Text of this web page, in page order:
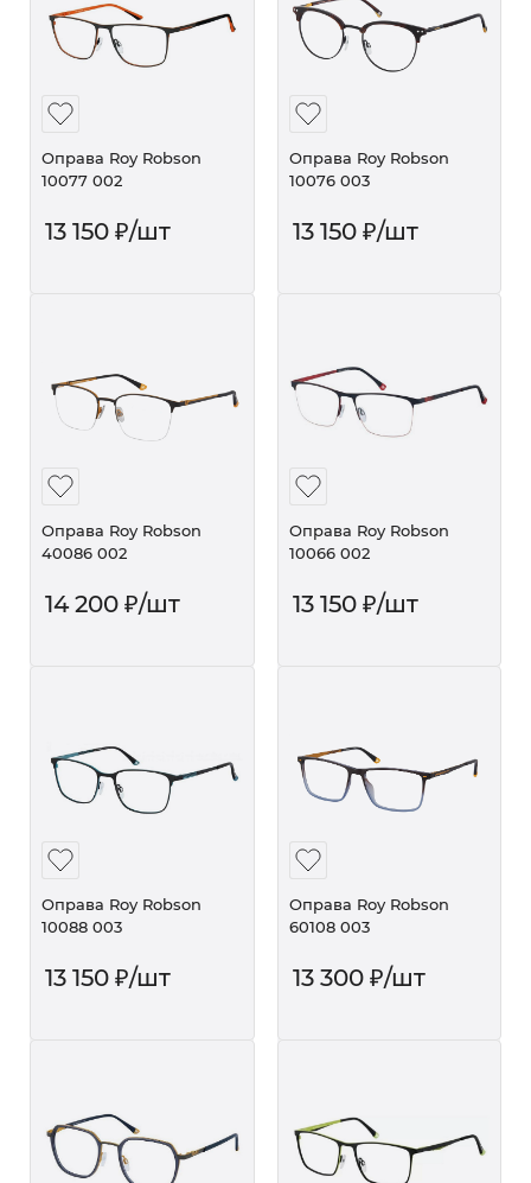
Оправа Roy Robson
10077 002
13 150 ₽/шт
Оправа Roy Robson
10076 003
13 150₽/шт
Оправа Roy Robson
40086 002
14 200 ₽/шт
Оправа Roy Robson
10066 002
13 150₽/шт
Оправа Roy Robson
10088 003
13 150 ₽/шт
Оправа Roy Robson
60108 003
13 300₽/шт